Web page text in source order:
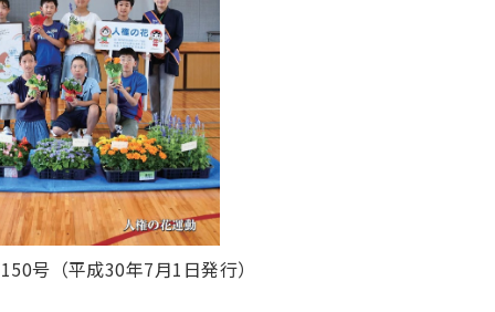
号（平成30年7月1日発行）